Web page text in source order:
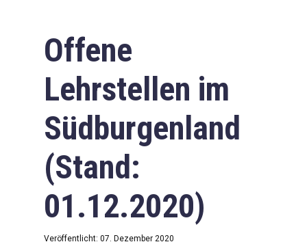
Offene
Lehrstellen im
Südburgenland
(Stand:
01.12.2020)
Veröffentlicht: 07. Dezember 2020